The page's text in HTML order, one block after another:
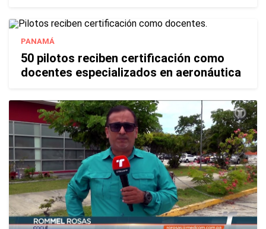
PANAMÁ
50 pilotos reciben certificación como
docentes especializados en aeronáutica